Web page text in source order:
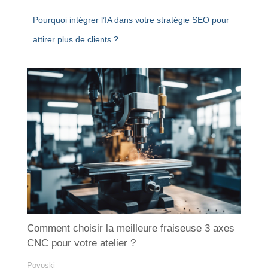
Pourquoi intégrer l’IA dans votre stratégie SEO pour
attirer plus de clients ?
Comment choisir la meilleure fraiseuse 3 axes
CNC pour votre atelier ?
Povoski